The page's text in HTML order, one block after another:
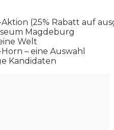
(25% Rabatt auf
Magdeburg
Welt
– eine Auswahl
Kandidaten